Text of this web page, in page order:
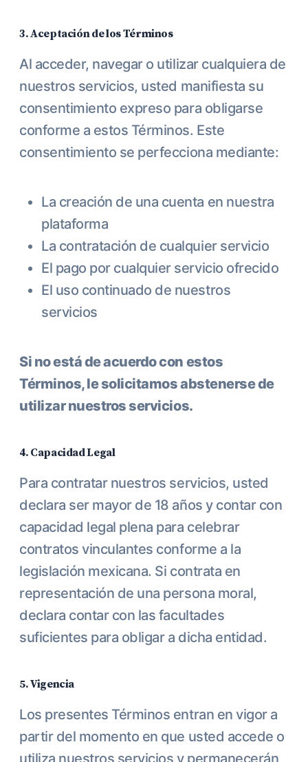
3. Aceptación de los Términos
Al acceder, navegar o utilizar cualquiera de
nuestros servicios, usted manifiesta su
consentimiento expreso para obligarse
conforme a estos Términos. Este
consentimiento se perfecciona mediante:
La creación de una cuenta en nuestra
plataforma
La contratación de cualquier servicio
El pago por cualquier servicio ofrecido
El uso continuado de nuestros
servicios
Si no está de acuerdo con estos
Términos, le solicitamos abstenerse de
utilizar nuestros servicios.
4. Capacidad Legal
Para contratar nuestros servicios, usted
declara ser mayor de 18 años y contar con
capacidad legal plena para celebrar
contratos vinculantes conforme a la
legislación mexicana. Si contrata en
representación de una persona moral,
declara contar con las facultades
suficientes para obligar a dicha entidad.
5. Vigencia
Los presentes Términos entran en vigor a
partir del momento en que usted accede o
utiliza nuestros servicios y permanecerán